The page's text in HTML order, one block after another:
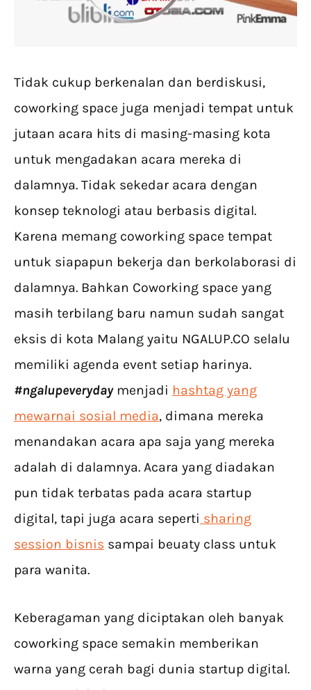
Tidak cukup berkenalan dan berdiskusi,
coworking space juga menjadi tempat untuk
jutaan acara hits di masing-masing kota
untuk mengadakan acara mereka di
dalamnya. Tidak sekedar acara dengan
konsep teknologi atau berbasis digital.
Karena memang coworking space tempat
untuk siapapun bekerja dan berkolaborasi di
dalamnya. Bahkan Coworking space yang
masih terbilang baru namun sudah sangat
eksis di kota Malang yaitu NGALUP.CO selalu
memiliki agenda event setiap harinya.
#ngalupeverydaymenjadi hashtag yang
mewarnai sosial media, dimana mereka
menandakan acara apa saja yang mereka
adalah di dalamnya. Acara yang diadakan
pun tidak terbatas pada acara startup
digital, tapi juga acara seperti sharing
session bisnis sampai beuaty class untuk
para wanita.
Keberagaman yang diciptakan oleh banyak
coworking space semakin memberikan
warna yang cerah bagi dunia startup digital.